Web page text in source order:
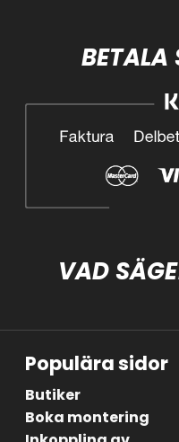
BETALA
VAD
Populära sidor
Butiker
Boka montering